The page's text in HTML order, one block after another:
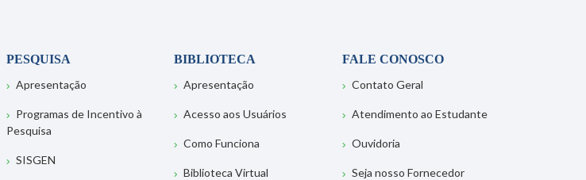
PESQUISA
Apresentação
Programas de Incentivo à
Pesquisa
SISGEN
BIBLIOTECA
Apresentação
Acesso aos Usuários
Como Funciona
Biblioteca Virtual
FALE CONOSCO
Contato Geral
Atendimento ao Estudante
Ouvidoria
Seja nosso Fornecedor